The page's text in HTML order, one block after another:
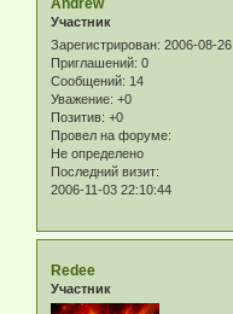
Участник
Зарегистрирован: 2006-08-26
Приглашений: 0
Сообщений: 14
Уважение: +0
Позитив: +0
Провел на форуме:
Не определено
Последний визит:
2006-11-03 22:10:44
Redee
Участник